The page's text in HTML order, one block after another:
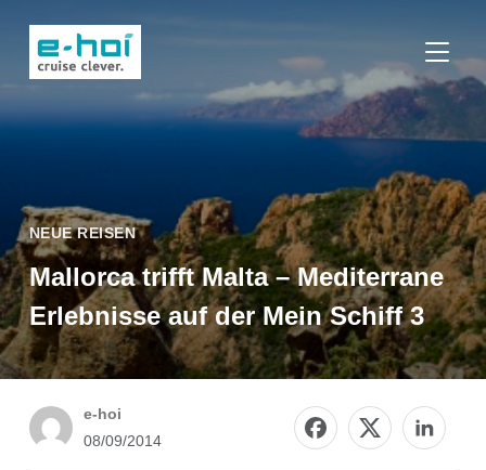
NEUE REISEN
Mallorca trifft Malta – Mediterrane
Erlebnisse auf der Mein Schiff 3
e-hoi
08/09/2014